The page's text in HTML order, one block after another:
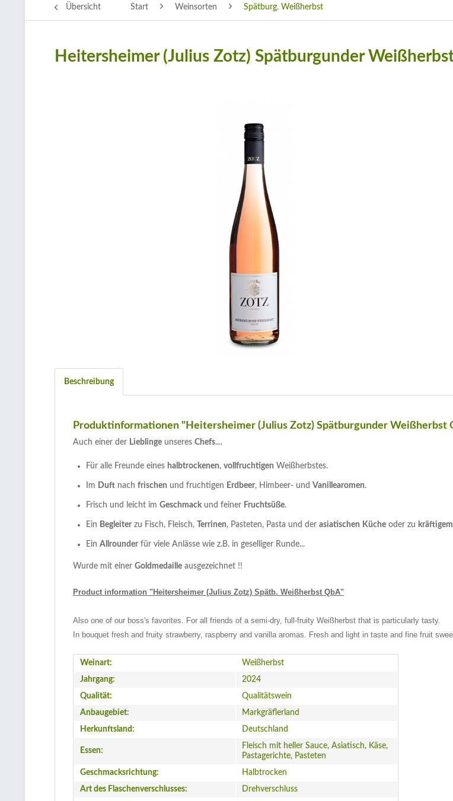
Übersicht Start Weinsorten Spätburg. Weißherbst
Heitersheimer (Julius Zotz) Spätburgunder
Beschreibung
Produktinformationen "Heitersheimer (Julius Zotz) Spätburgunder Weißherbst
Auch einer der Lieblinge unseres Chefs....
Für alle Freunde eines halbtrockenen, vollfruchtigen Weißherbstes.
Im Duft nach frischen und fruchtigen Erdbeer, Himbeer- und Vanillearomen.
Frisch und leicht im Geschmackund feiner Fruchtsüße.
Ein Begleiter zu Fisch, Fleisch, Terrinen, Pasteten, Pasta und der asiatischen Küche oder zu
Ein Allrounder für viele Anlässe wie z.B. in geselliger Runde...
Wurde mit einer Goldmedaille ausgezeichnet !!
Product information "Heitersheimer (Julius Zotz) Spätb. Weißherbst QbA"
Also one of our boss's favorites. For all friends of a semi-dry, full-fruity Weißherbst that is particularly tasty.
In bouquet fresh and fruity strawberry, raspberry and vanilla aromas. Fresh and light in taste and fine fruit
Weinart:
Weißherbst
Jahrgang:
2024
Qualität:
Qualitätswein
Anbaugebiet:
Markgräflerland
Herkunftsland:
Deutschland
Essen:
Fleisch mit heller Sauce, Asiatisch, Käse,
Pastagerichte, Pasteten
Geschmacksrichtung:
Halbtrocken
Art des Flaschenverschlusses:
Drehverschluss